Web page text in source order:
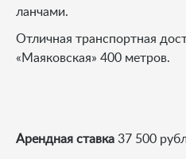
ланчами.
Отличная транспортная
«Маяковская» 400 метров.
Арендная ставка 37 500